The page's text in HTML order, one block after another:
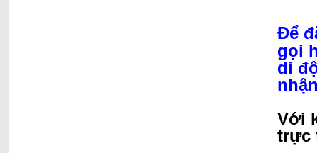
Để
gọi
di
Với
trực